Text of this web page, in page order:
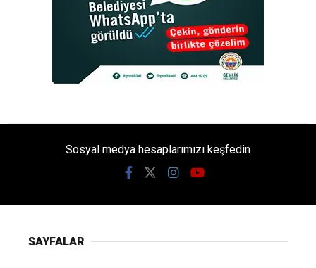
Sosyal medya hesaplarımızı keşfedin
SAYFALAR